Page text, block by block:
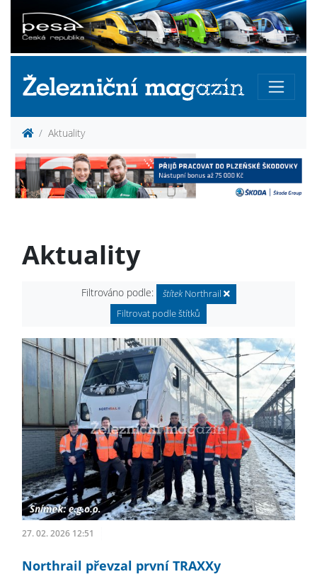
Aktuality
Aktuality
Filtrováno podle: štítekNorthrail
Filtrovat podle štítků
27. 02. 2026 12:51
Northrail převzal první TRAXXy